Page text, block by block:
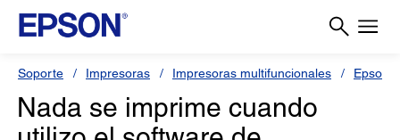
Soporte Impresoras Impresoras multifuncionales Epson
Nada se imprime cuando